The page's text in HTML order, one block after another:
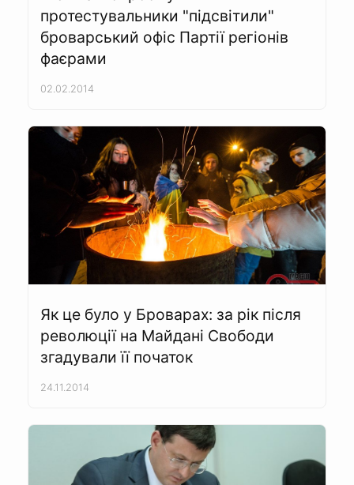
протестувальники "підсвітили"
броварський офіс Партії регіонів
фаєрами
02.02.2014
Як це було у Броварах: за рік після
революції на Майдані Свободи
згадували її початок
24.11.2014